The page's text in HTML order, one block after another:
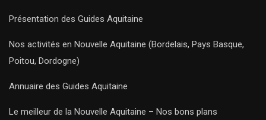
Présentation des Guides Aquitaine
Nos activités en Nouvelle Aquitaine (Bordelais, Pays Basque,
Poitou, Dordogne)
Annuaire des Guides Aquitaine
Le meilleur de la Nouvelle Aquitaine – Nos bons plans